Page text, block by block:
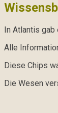
In Atlantis
Alle
Diese Chips
Die Wesen